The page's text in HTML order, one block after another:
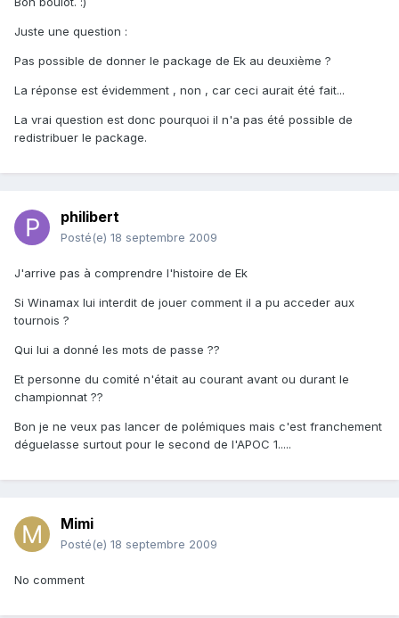
Juste une question :
Pas possible de donner le package de Ek au deuxième ?
La réponse est évidemment , non , car ceci aurait été fait...
La vrai question est donc pourquoi il n'a pas été possible de
redistribuer le package.
philibert
Posté(e) 18 septembre 2009
J'arrive pas à comprendre l'histoire de Ek
Si Winamax lui interdit de jouer comment il a pu acceder aux
tournois ?
Qui lui a donné les mots de passe ??
Et personne du comité n'était au courant avant ou durant le
championnat ??
Bon je ne veux pas lancer de polémiques mais c'est franchement
déguelasse surtout pour le second de l'APOC 1.....
Mimi
Posté(e) 18 septembre 2009
No comment